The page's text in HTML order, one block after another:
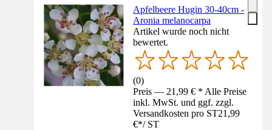
Apfelbeere Hugin 30-40cm -
Aronia melanocarpa
Artikel wurde noch nicht
bewertet.
(0)
Preis — 21,99 € * Alle Preise
inkl. MwSt. und ggf. zzgl.
Versandkosten pro ST21,99
€*/ ST